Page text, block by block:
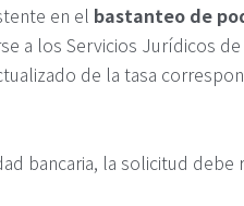
en el bastanteo de
a los Servicios Jurídicos
de la tasa
bancaria, la solicitud debe